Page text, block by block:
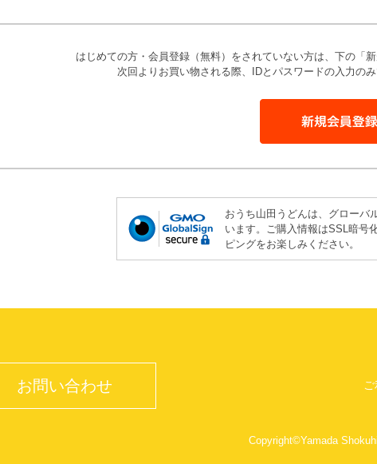
はじめての方・会員登録（無料）をされていない方は、下の「
次回よりお買い物される際、IDとパスワードの入力の
おうち山田うどんは、グローバ
います。ご購入情報はSSL暗号
ピングをお楽しみください。
お問い合わせ
Copyright©Yamada